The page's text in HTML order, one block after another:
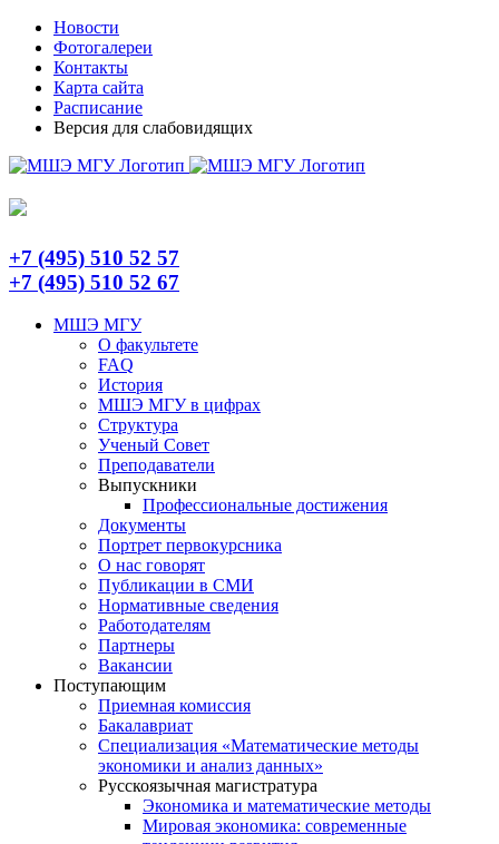
Skip
content
TelegramНовости
Фотогалереи
Контакты
Карта сайта
Расписание
Версия для слабовидящих
+7 (495) 510 52 57
+7 (495) 510 52 67
МШЭ МГУ
О факультете
FAQ
История
МШЭ МГУ в цифрах
Структура
Ученый Совет
Преподаватели
Выпускники
Профессиональные достижения
Документы
Портрет первокурсника
О нас говорят
Публикации в СМИ
Нормативные сведения
Работодателям
Партнеры
Вакансии
Поступающим
Приемная комиссия
Бакалавриат
Специализация «Математические методы
экономики и анализ данных»
Русскоязычная магистратура
Экономика и математические методы
Мировая экономика: современные